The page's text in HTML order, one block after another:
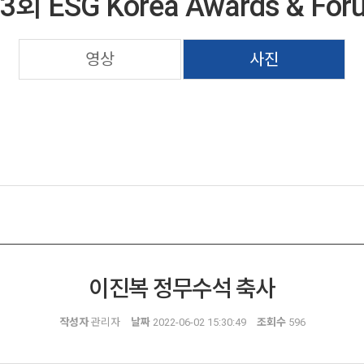
영상 사진
이진복 정무수석 축사
작성자관리자 날짜2022-06-02 15:30:49 조회수596